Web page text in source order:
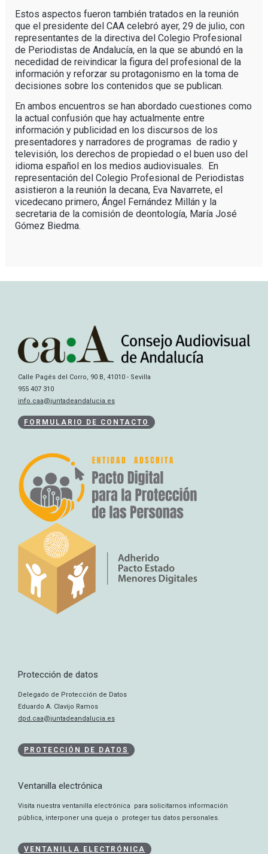
Estos aspectos fueron también tratados en la reunión
que el presidente del CAA celebró ayer, 29 de julio, con
representantes de la directiva del Colegio Profesional
de Periodistas de Andalucía, en la que se abundó en la
necedidad de reivindicar la figura del profesional de la
información y reforzar su protagonismo en la toma de
decisiones sobre los contenidos que se publican.
En ambos encuentros se han abordado cuestiones como
la actual confusión que hay actualmente entre
información y publicidad en los discursos de los
presentadores y narradores de programas de radio y
televisión, los derechos de propiedad o el buen uso del
idioma español en los medios audiovisuales. En
representación del Colegio Profesional de Periodistas
asistieron a la reunión la decana, Eva Navarrete, el
vicedecano primero, Ángel Fernández Millán y la
secretaria de la comisión de deontología, María José
Gómez Biedma.
Calle Pagés del Corro, 90 B, 41010 - Sevilla
955 407 310
info.caa@juntadeandalucia.es
FORMULARIO DE CONTACTO
Protección de datos
Delegado de Protección de Datos
Eduardo A. Clavijo Ramos
dpd.caa@juntadeandalucia.es
PROTECCIÓN DE DATOS
Ventanilla electrónica
Visita nuestra ventanilla electrónica para solicitarnos información
pública, interponer una queja o proteger tus datos personales.
VENTANILLA ELECTRÓNICA